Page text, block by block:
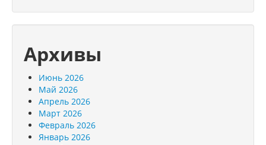
Архивы
Июнь 2026
Май 2026
Апрель 2026
Март 2026
Февраль 2026
Январь 2026